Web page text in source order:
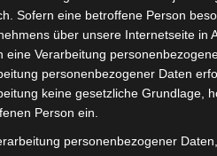
allerdings von dem
verpflichtet, der in
weltberühmten Farben des
die auf der Neuen Bult
in Frankreich gehört
zugegen. Es reitet Jules
Donworth aus Frankreich
Sofern eine betroffene Person
über unsere Internetseite in
eine Verarbeitung
personenbezogener Daten
keine gesetzliche Grundlage,
Person ein.
personenbezogener